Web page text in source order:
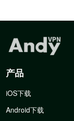
产品
iOS下载
Android下载